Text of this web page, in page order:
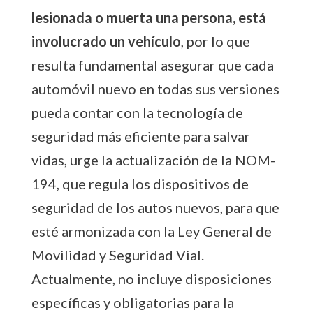
lesionada o muerta una persona, está
involucrado un vehículo, por lo que
resulta fundamental asegurar que cada
automóvil nuevo en todas sus versiones
pueda contar con la tecnología de
seguridad más eficiente para salvar
vidas, urge la actualización de la NOM-
194, que regula los dispositivos de
seguridad de los autos nuevos, para que
esté armonizada con la Ley General de
Movilidad y Seguridad Vial.
Actualmente, no incluye disposiciones
específicas y obligatorias para la